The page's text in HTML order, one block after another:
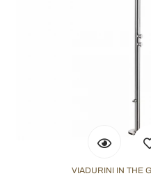
VIADURINI IN THE